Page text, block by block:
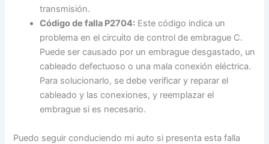
transmisión.
Código de falla P2704: Este código indica un
problema en el circuito de control de embrague C.
Puede ser causado por un embrague desgastado, un
cableado defectuoso o una mala conexión eléctrica.
Para solucionarlo, se debe verificar y reparar el
cableado y las conexiones, y reemplazar el
embrague si es necesario.
Puedo seguir conduciendo mi auto si presenta esta falla